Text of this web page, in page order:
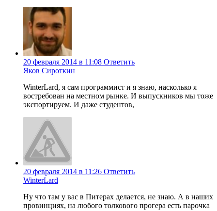
20 февраля 2014 в 11:08 Ответить
Яков Сироткин
WinterLard, я сам программист и я знаю, насколько я
востребован на местном рынке. И выпускников мы тоже
экспортируем. И даже студентов,
20 февраля 2014 в 11:26 Ответить
WinterLard
Ну что там у вас в Питерах делается, не знаю. А в наших
провинциях, на любого толкового прогера есть парочка